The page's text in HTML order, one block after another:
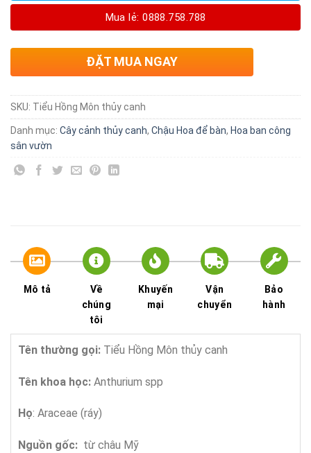
Mua lẻ: 0888.758.788
ĐẶT MUA NGAY
SKU: Tiểu Hồng Môn thủy canh
Danh mục: Cây cảnh thủy canh, Chậu Hoa để bàn, Hoa ban công
sân vườn
Mô tả
Về
chúng
tôi
Khuyến
mại
Vận
chuyển
Bảo
hành
Tên thường gọi: Tiểu Hồng Môn thủy canh
Tên khoa học: Anthurium spp
Họ: Araceae (ráy)
Nguồn gốc: từ châu Mỹ